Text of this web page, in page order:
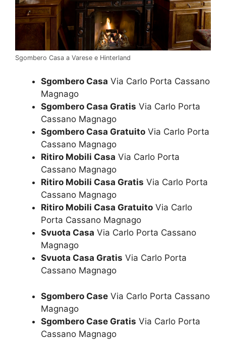
Sgombero Casa a Varese e Hinterland
Sgombero Casa Via Carlo Porta Cassano
Magnago
Sgombero Casa Gratis Via Carlo Porta
Cassano Magnago
Sgombero Casa Gratuito Via Carlo Porta
Cassano Magnago
Ritiro Mobili Casa Via Carlo Porta
Cassano Magnago
Ritiro Mobili Casa Gratis Via Carlo Porta
Cassano Magnago
Ritiro Mobili Casa Gratuito Via Carlo
Porta Cassano Magnago
Svuota Casa Via Carlo Porta Cassano
Magnago
Svuota Casa Gratis Via Carlo Porta
Cassano Magnago
Sgombero Case Via Carlo Porta Cassano
Magnago
Sgombero Case Gratis Via Carlo Porta
Cassano Magnago